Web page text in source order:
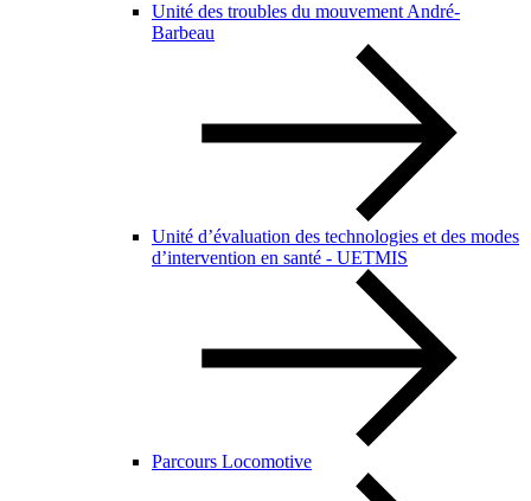
Unité des troubles du mouvement André-
Barbeau
Unité d’évaluation des technologies et des modes
d’intervention en santé - UETMIS
Parcours Locomotive